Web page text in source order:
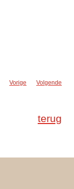
Vorige Volgende
terug